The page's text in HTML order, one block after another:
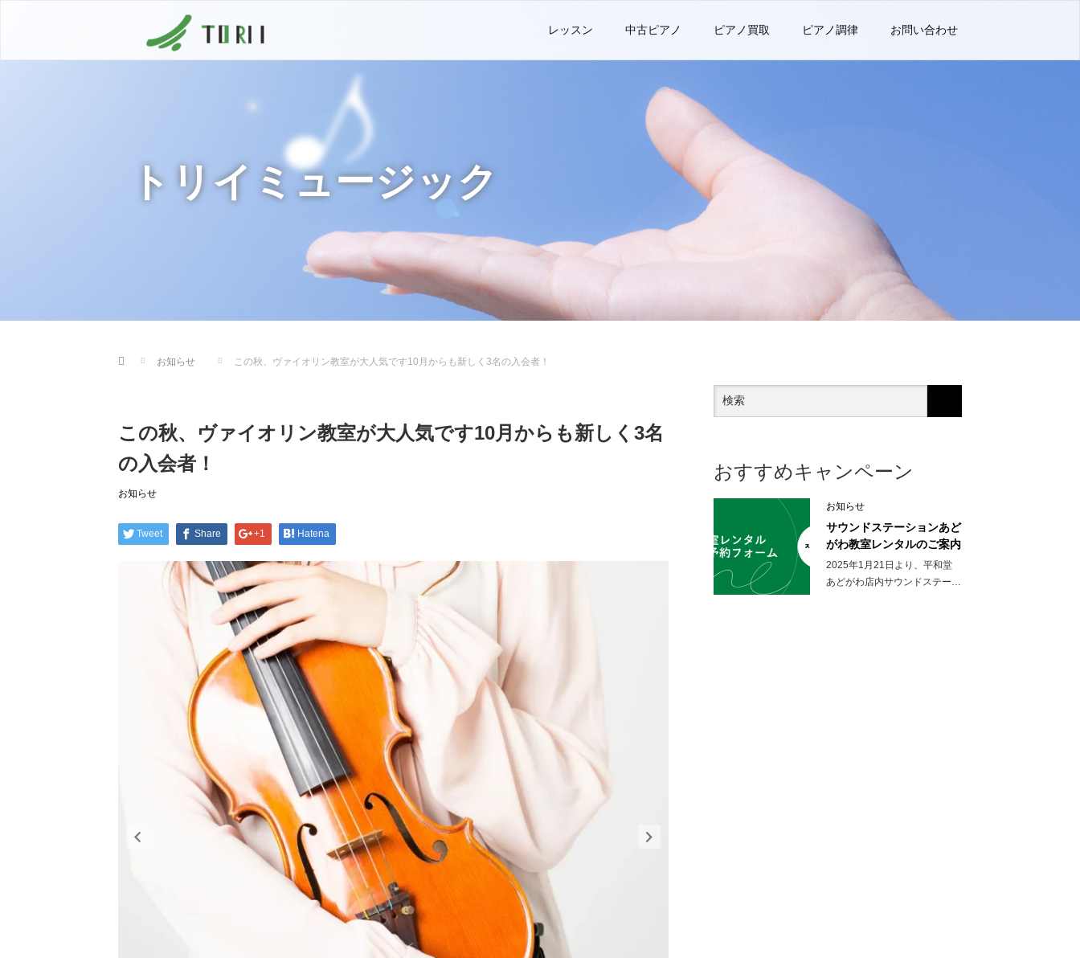
レッスン 中古ピアノ ピアノ買取 ピアノ調律 お問い合わせ
トリイミュージック
Home お知らせ この秋、ヴァイオリン教室が大人気です10月からも新しく3名の入会者！
この秋、ヴァイオリン教室が大人気です10月からも新しく3名
の入会者！
お知らせ
Tweet Share +1 Hatena
おすすめキャンペーン
お知らせ
サウンドステーションあど
がわ教室レンタルのご案内
2025年1月21日より、平和堂
あどがわ店内サウンドステー…